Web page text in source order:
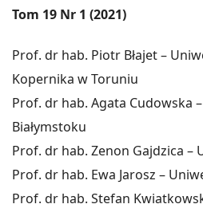
Tom 19 Nr 1 (2021)
Prof. dr hab. Piotr Błajet –
Kopernika w Toruniu
Prof. dr hab. Agata Cudowska
Białymstoku
Prof. dr hab. Zenon Gajdzica –
Prof. dr hab. Ewa Jarosz –
Prof. dr hab. Stefan